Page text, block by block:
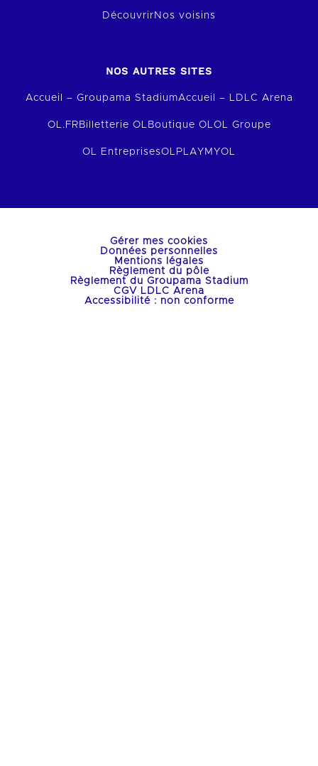
Découvrir Nos voisins
NOS AUTRES SITES
Accueil – Groupama StadiumAccueil – LDLC Arena
OL.FR Billetterie OL Boutique OLOL Groupe
OL EntreprisesOLPLAY MYOL
Gérer mes cookies
Données personnelles
Mentions légales
Règlement du pôle
Règlement du Groupama Stadium
CGV LDLC Arena
Accessibilité : non conforme